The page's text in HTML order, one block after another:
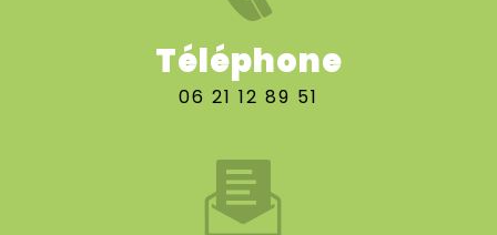
Téléphone
06 21 12 89 51